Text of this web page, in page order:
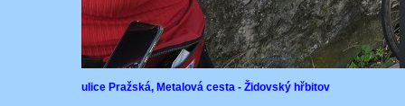
ulice Pražská, Metalová cesta - Židovský hřbitov